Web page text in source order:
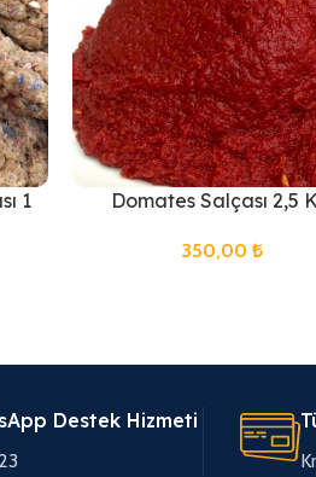
1
Domates Salçası 2,5
350,00 ₺
Destek Hizmeti